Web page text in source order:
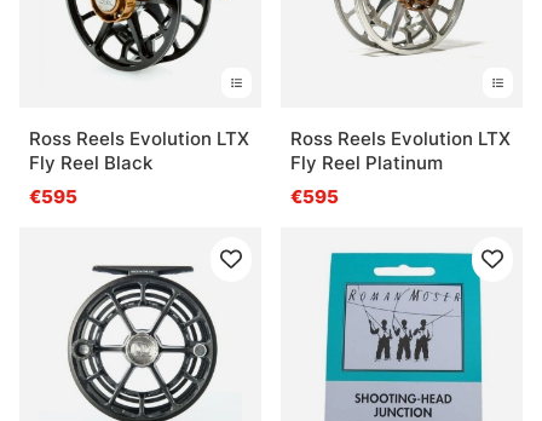
Ross Reels Evolution LTX
Fly Reel Black
€595
Ross Reels Evolution LTX
Fly Reel Platinum
€595